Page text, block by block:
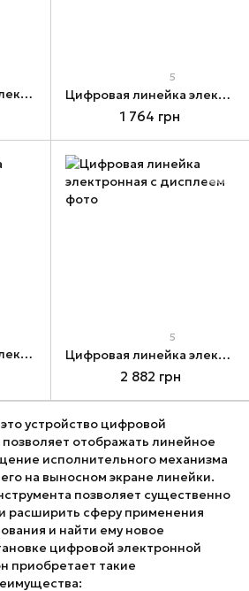
Цифровая линейка электронная с дистанционным дисплеем
5
Цифровая линейка электронная с дистанционным дисплеем
1 764 грн
Цифровая линейка электронная с дистанционным дисплеем
5
Цифровая линейка электронная с дисплеем
2 882 грн
устройство цифровой
отображать линейное
исполнительного механизма
на выносном экране линейки.
позволяет существенно
расширить сферу применения
и найти ему новое
цифровой электронной
приобретает такие